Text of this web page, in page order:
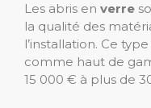
Les abris en verre
la qualité des
l’installation. Ce
comme haut de
15 000 € à plus de